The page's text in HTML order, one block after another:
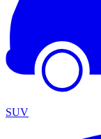
SUV